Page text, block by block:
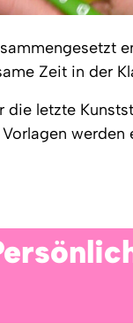
Zeit in der
die letzte